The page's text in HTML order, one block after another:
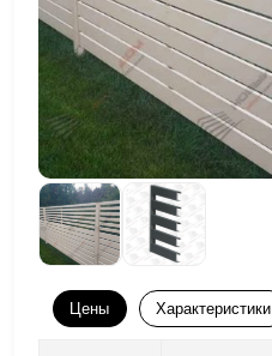
Цены Характеристики